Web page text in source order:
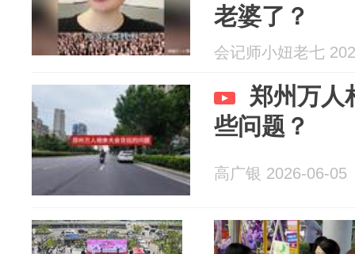
老婆了？
会记师小妞老七
郑州万人
些问题？
高广银 2026-06-05